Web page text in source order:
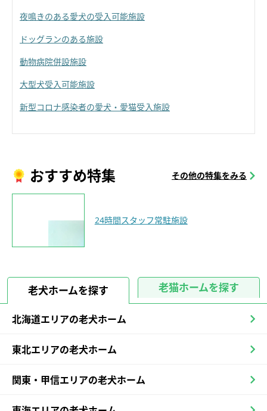
夜鳴きのある愛犬の受入可能施設
ドッグランのある施設
動物病院併設施設
大型犬受入可能施設
新型コロナ感染者の愛犬・愛猫受入施設
おすすめ特集 その他の特集をみる
24時間スタッフ常駐施設
老犬ホームを探す 老猫ホームを探す
北海道エリアの老犬ホーム
東北エリアの老犬ホーム
関東・甲信エリアの老犬ホーム